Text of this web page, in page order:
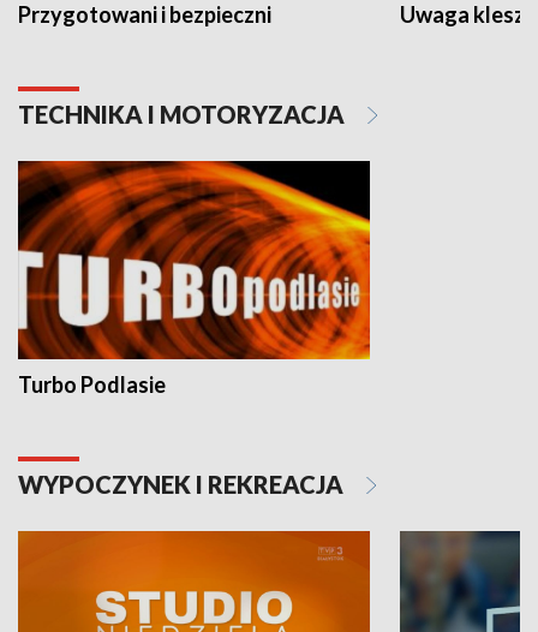
Przygotowani i bezpieczni Uwaga
TECHNIKA I MOTORYZACJA
Turbo Podlasie
WYPOCZYNEK I REKREACJA